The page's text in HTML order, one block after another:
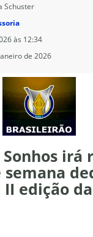
Schuster
às 12:34
de 2026
Sonhos irá
edição